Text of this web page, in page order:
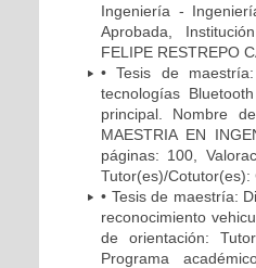
Ingeniería -
Aprobada,
FELIPE RESTREPO
• Tesis de
tecnologías
principal. Nombre
MAESTRIA EN
páginas: 100,
Tutor(es)/Cotutor(es):
• Tesis de maestría:
reconocimiento
de orientación:
Programa